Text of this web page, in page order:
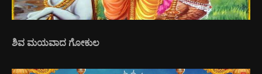
ಶಿವ ಮಯವಾದ ಗೋಕುಲ